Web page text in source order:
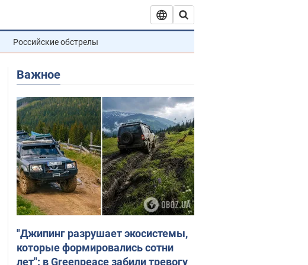
Российские обстрелы
Важное
"Джипинг разрушает экосистемы,
которые формировались сотни
лет": в Greenpeace забили тревогу